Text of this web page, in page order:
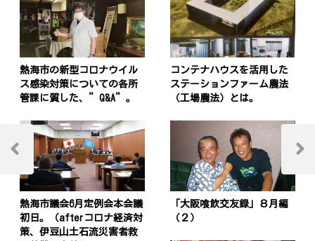
熱海市の新型コロナウイル
ス感染対策についての各所
管課に質した、”Q&A”。
コンテナハウスを活用した
ステーションファーム農法
（工場農法）とは。
熱海市議会6月定例会本会議
初日。（afterコロナ経済対
策、伊豆山土石流災害者救
「大阪喰飲交友録」８月編
（２）
稿
Previous
Next
Post